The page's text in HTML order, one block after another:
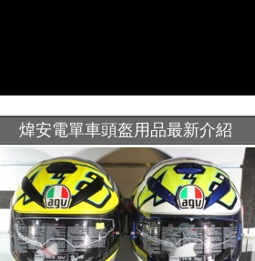
煒安電單車頭盔用品最新介紹